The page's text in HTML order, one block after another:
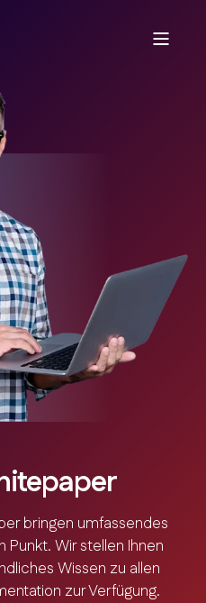
bringen umfassendes
Punkt. Wir stellen Ihnen
Wissen zu allen
zur Verfügung.